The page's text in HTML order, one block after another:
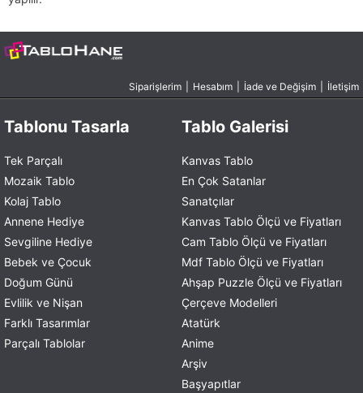
Siparişlerim Hesabım İade ve Değişim İletişim
Tablonu Tasarla
Tek Parçalı
Mozaik Tablo
Kolaj Tablo
Annene Hediye
Sevgiline Hediye
Bebek ve Çocuk
Doğum Günü
Evlilik ve Nişan
Farklı Tasarımlar
Parçalı Tablolar
Tablo Galerisi
Kanvas Tablo
En Çok Satanlar
Sanatçılar
Kanvas Tablo Ölçü ve Fiyatları
Cam Tablo Ölçü ve Fiyatları
Mdf Tablo Ölçü ve Fiyatları
Ahşap Puzzle Ölçü ve Fiyatları
Çerçeve Modelleri
Atatürk
Anime
Arşiv
Başyapıtlar